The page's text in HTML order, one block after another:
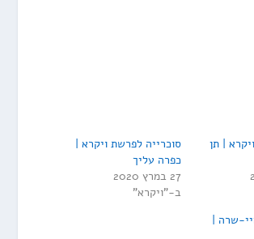
| תן
סוכרייה לפרשת ויקרא |
כפרה עליך
27 במרץ 2020
ב-"ויקרא"
שרה |